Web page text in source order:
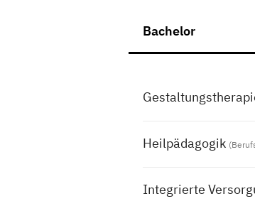
Bachelor
Heilpädagogik
Integrierte